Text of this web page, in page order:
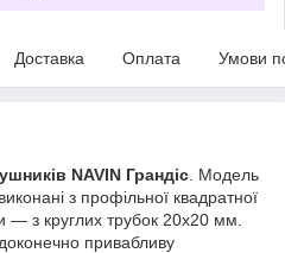
Доставка Оплата Умови
NAVIN Грандіс . Модель
з профільної квадратної
з круглих трубок 20х20 мм.
привабливу